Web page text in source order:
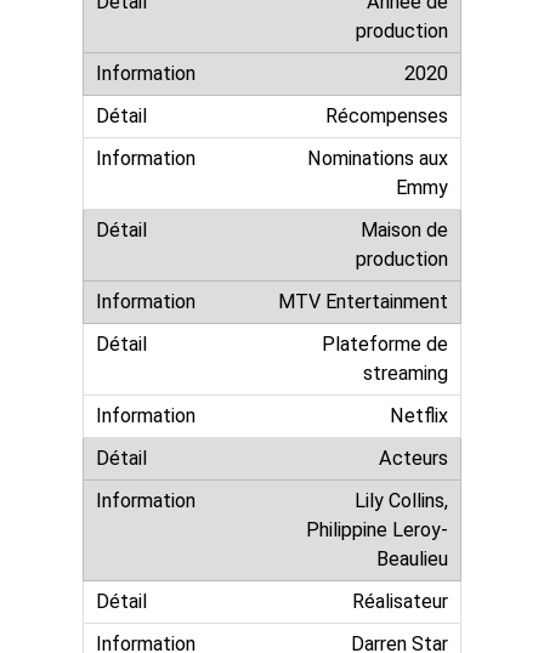
production
2020
Récompenses
Nominations aux
Emmy
Maison de
production
MTV Entertainment
Plateforme de
streaming
Netflix
Acteurs
Lily Collins,
Philippine Leroy-
Beaulieu
Réalisateur
Darren Star